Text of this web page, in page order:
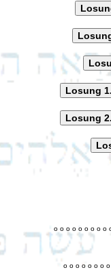
Losung
Losung
o o o o o o o o o
o o o o o o o o